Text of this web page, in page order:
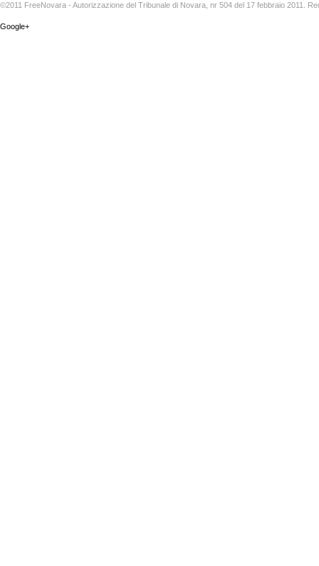
©2011 FreeNovara - Autorizzazione del Tribunale di Novara, nr 504 del 17 febbraio 2011.
Google+